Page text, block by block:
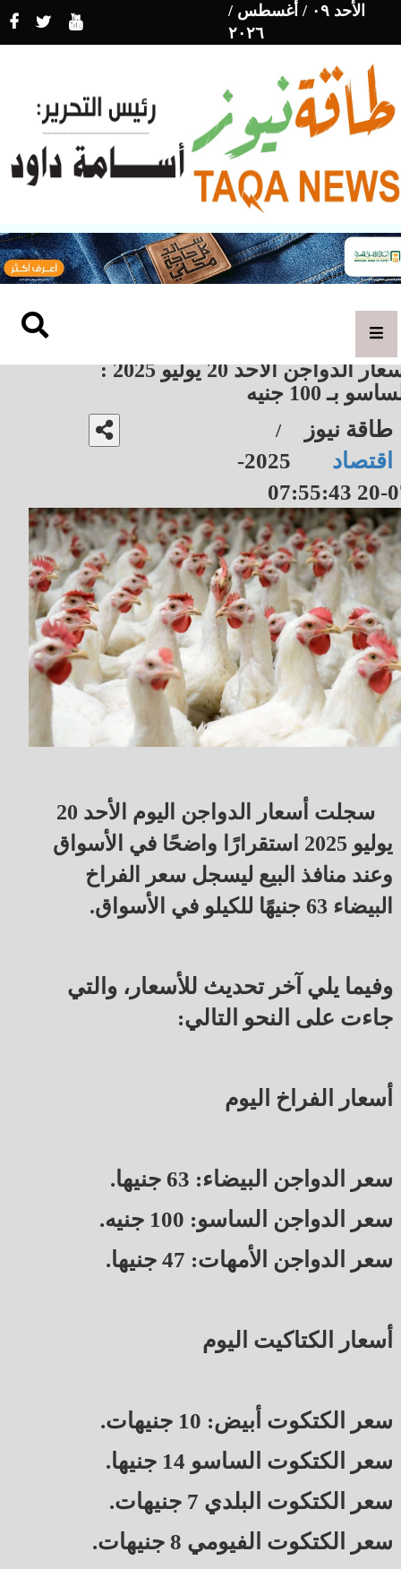
الأحد ٠٩ / أغسطس /
٢٠٢٦
أسعار الدواجن الأحد 20 يوليو 2025 :
بـ 100 جنيه
طاقة نيوز /
اقتصاد
2025-
07-20
سجلت أسعار الدواجن اليوم الأحد 20
يوليو 2025 استقرارًا واضحًا في الأسواق
وعند منافذ البيع ليسجل سعر الفراخ
البيضاء 63 جنيهًا للكيلو في الأسواق.
وفيما يلي آخر تحديث للأسعار، والتي
جاءت على النحو التالي:
أسعار الفراخ اليوم
سعر الدواجن البيضاء: 63 جنيها.
سعر الدواجن الساسو: 100 جنيه.
سعر الدواجن الأمهات: 47 جنيها.
أسعار الكتاكيت اليوم
سعر الكتكوت أبيض: 10 جنيهات.
سعر الكتكوت الساسو 14 جنيها.
سعر الكتكوت البلدي 7 جنيهات.
سعر الكتكوت الفيومي 8 جنيهات.